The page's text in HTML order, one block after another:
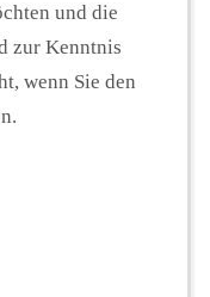
und die
zur Kenntnis
wenn Sie den